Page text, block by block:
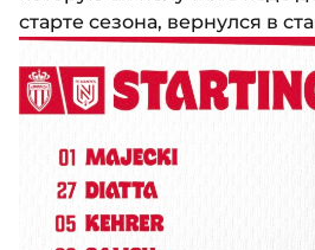
старте сезона, вернулся в